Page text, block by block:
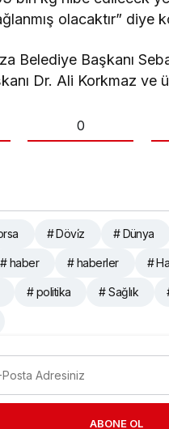
olacaktır” diye
Belediye Başkanı
Dr. Ali Korkmaz ve
0
# Dövi̇z # Dünya
# haber # haberler #
# politika # Sağlık
ABONE OL